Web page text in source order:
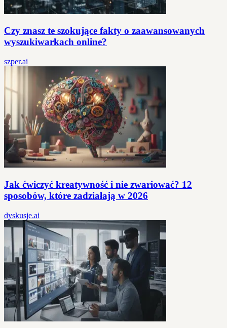
Czy znasz te szokujące fakty o zaawansowanych
wyszukiwarkach online?
szper.ai
Jak ćwiczyć kreatywność i nie zwariować? 12
sposobów, które zadziałają w 2026
dyskusje.ai